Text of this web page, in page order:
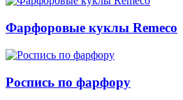
Фарфоровые куклы Remeco
Роспись по фарфору